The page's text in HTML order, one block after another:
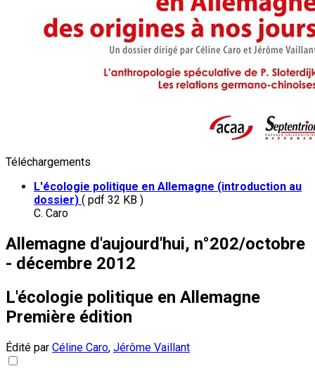
Téléchargements
L'écologie politique en Allemagne (introduction au
dossier) ( pdf 32 KB )
C. Caro
Allemagne d'aujourd'hui, n°202/octobre
- décembre 2012
L'écologie politique en Allemagne
Première édition
Édité par Céline Caro, Jérôme Vaillant